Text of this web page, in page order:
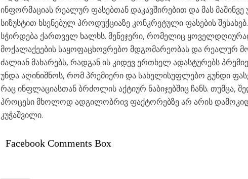
ინფორმაციას რეალურ ფასებთან დაკავშირებით და მას
სიზუსტით ხსენებულ პროდუქციაზე კონკრეტული ფასების
სჭირდება ქართველ ხალხს. მენეჯერი, რომელიც
მოქალაქეების საყოფაცხოვრებო მდგომარეობას და რეალურ
ძალიან მახარებს, რადგან ის კიდევ ერთხელ ადასტურებს
უნდა აღინიშნოს, რომ პრემიერი და სახელისუფლებო გუნდი
რაც ინფლაციასთან ბრძოლის აქტიურ ნაბიჯებშიც ჩანს. თუმცა,
პროცესი მხოლოდ ადგილობრივ ფაქტორებზე არ არის
კუჭაშვილი.
Facebook Comments Box